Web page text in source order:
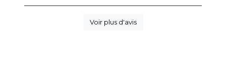
Voir plus d'avis